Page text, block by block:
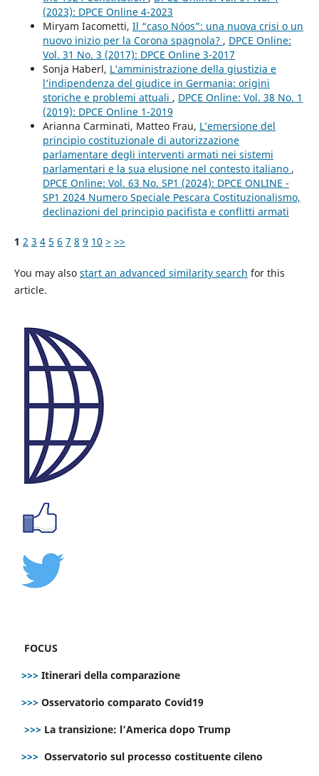
(2023): DPCE Online 4-2023
Miryam Iacometti, Il “caso Nóos”: una nuova crisi o un
nuovo inizio per la Corona spagnola? , DPCE Online:
Vol. 31 No. 3 (2017): DPCE Online 3-2017
Sonja Haberl, L’amministrazione della giustizia e
l’indipendenza del giudice in Germania: origini
storiche e problemi attuali , DPCE Online: Vol. 38 No. 1
(2019): DPCE Online 1-2019
Arianna Carminati, Matteo Frau, L’emersione del
principio costituzionale di autorizzazione
parlamentare degli interventi armati nei sistemi
parlamentari e la sua elusione nel contesto italiano ,
DPCE Online: Vol. 63 No. SP1 (2024): DPCE ONLINE -
SP1 2024 Numero Speciale Pescara Costituzionalismo,
declinazioni del principio pacifista e conflitti armati
1 2 3 4 5 6 7 8 9 10 > >>
You may also start an advanced similarity search for this
article.
FOCUS
>>> Itinerari della comparazione
>>> Osservatorio comparato Covid19
>>> La transizione: l’America dopo Trump
>>> Osservatorio sul processo costituente cileno